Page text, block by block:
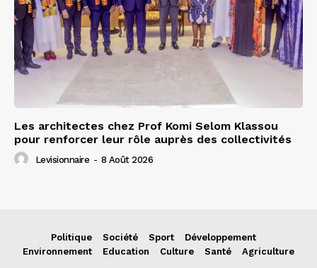
Les architectes chez Prof Komi Selom Klassou
pour renforcer leur rôle auprès des collectivités
Levisionnaire - 8 Août 2026
Politique Société Sport
Développement
Environnement
Education Culture Santé Agriculture